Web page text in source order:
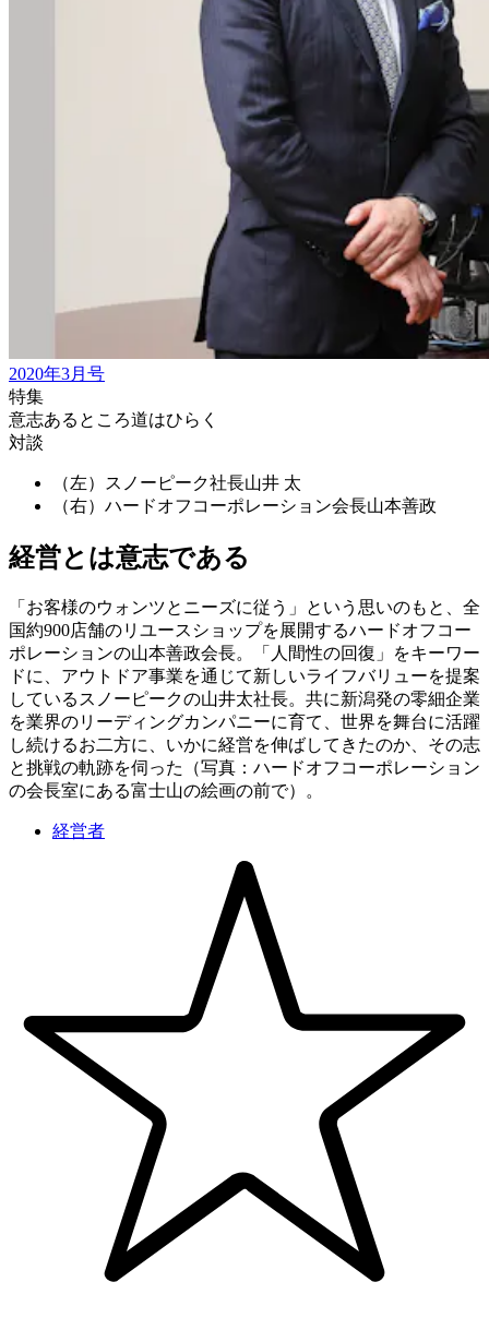
2020年3月号
特集
意志あるところ道はひらく
対談
（左）スノーピーク社長山井 太
（右）ハードオフコーポレーション会長山本善政
経営とは意志である
「お客様のウォンツとニーズに従う」という思いのもと、全
国約900店舗のリユースショップを展開するハードオフコー
ポレーションの山本善政会長。「人間性の回復」をキーワー
ドに、アウトドア事業を通じて新しいライフバリューを提案
しているスノーピークの山井太社長。共に新潟発の零細企業
を業界のリーディングカンパニーに育て、世界を舞台に活躍
し続けるお二方に、いかに経営を伸ばしてきたのか、その志
と挑戦の軌跡を伺った（写真：ハードオフコーポレーション
の会長室にある富士山の絵画の前で）。
経営者